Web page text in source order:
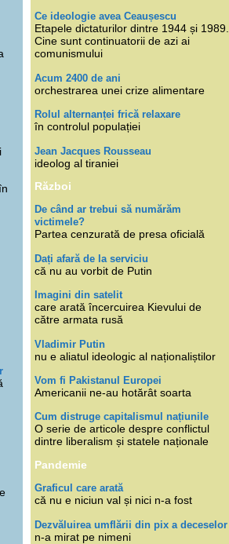
Ce ideologie avea Ceaușescu
Etapele dictaturilor dintre 1944 și 1989.
Cine sunt continuatorii de azi ai
comunismului
Acum 2400 de ani
orchestrarea unei crize alimentare
Rolul alternanței frică relaxare
în controlul populației
Jean Jacques Rousseau
ideolog al tiraniei
Război
De când ar trebui să numărăm
victimele?
Partea cenzurată de presa oficială
Dați afară de la serviciu
că nu au vorbit de Putin
Imagini din satelit
care arată încercuirea Kievului de
către armata rusă
Vladimir Putin
nu e aliatul ideologic al naționaliștilor
Vom fi Pakistanul Europei
Americanii ne-au hotărât soarta
Cum distruge capitalismul națiunile
O serie de articole despre conflictul
dintre liberalism și statele naționale
Pandemie
Graficul care arată
că nu e niciun val și nici n-a fost
Dezvăluirea umflării din pix a deceselor
n-a mirat pe nimeni